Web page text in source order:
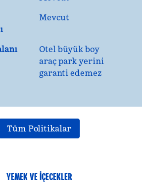
Mevcut
Otel büyük boy
araç park yerini
garanti edemez
Tüm Politikalar
YEMEK VE IÇECEKLER